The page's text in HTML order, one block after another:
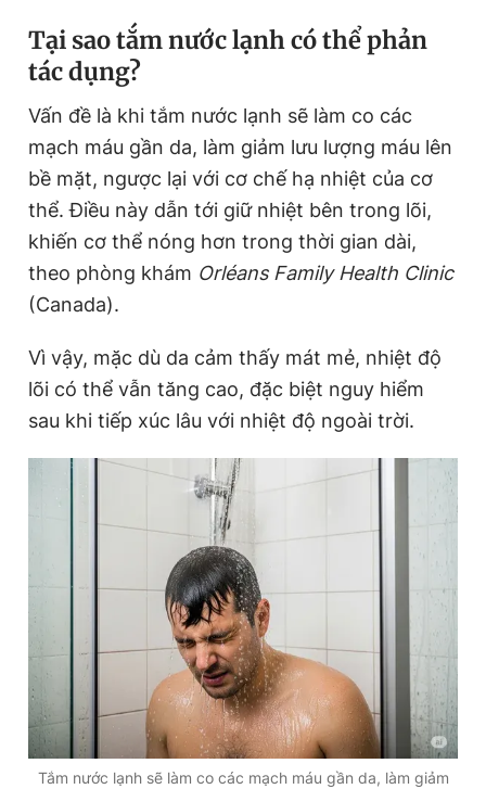
Thông tin tòa soạn Liên hệ quảng cáo
Đọc Thanh Niên trên điện thoại
Theo dõi báo trên
Hotline
0906 645 777
Liên hệ quảng cáo
0908 780 404
Đặt báo Quảng cáo RSS Tòa soạn Chính sách bảo
Tổng biên tập: Nguyễn Ngọc Toàn
Phó tổng biên tập thường trực: Hải Thành
Phó tổng biên tập: Lâm Hiếu Dũng
Phó tổng biên tập: Trần Việt Hưng
Tổng thư ký tòa soạn: Đức Trung
Giấy phép xuất bản số 110/GP - BTTTT cấp ngày 24.3.2020
© 2003-2026 Bản quyền thuộc về Báo Thanh Niên. Cấm sao
chép dưới mọi hình thức nếu không có sự chấp thuận bằng văn
bản. Phát triển bởi ePi Technologies, JSC.
Tại sao tắm nước lạnh có thể phản
tác dụng?
Vấn đề là khi tắm nước lạnh sẽ làm co các
mạch máu gần da, làm giảm lưu lượng máu lên
bề mặt, ngược lại với cơ chế hạ nhiệt của cơ
thể. Điều này dẫn tới giữ nhiệt bên trong lõi,
khiến cơ thể nóng hơn trong thời gian dài,
theo phòng khám Orléans Family Health Clinic
(Canada).
Vì vậy, mặc dù da cảm thấy mát mẻ, nhiệt độ
lõi có thể vẫn tăng cao, đặc biệt nguy hiểm
sau khi tiếp xúc lâu với nhiệt độ ngoài trời.
Tắm nước lạnh sẽ làm co các mạch máu gần da, làm giảm